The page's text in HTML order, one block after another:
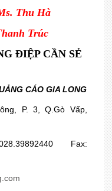
Thu Hà
Trúc
ĐIỆP CẦN SẺ
CÁO GIA LONG
P. 3, Q.Gò Vấp,
Fax: